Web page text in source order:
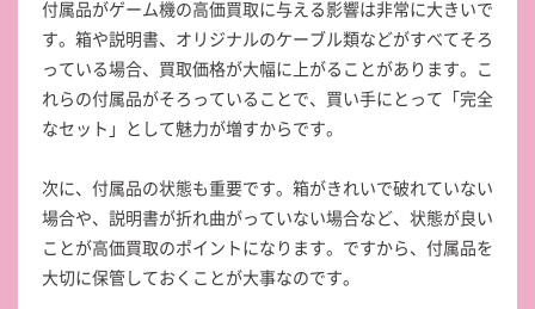
付属品がゲーム機の高価買取に与える影響は非常に大きいで
す。箱や説明書、オリジナルのケーブル類などがすべてそろ
っている場合、買取価格が大幅に上がることがあります。こ
れらの付属品がそろっていることで、買い手にとって「完全
なセット」として魅力が増すからです。
次に、付属品の状態も重要です。箱がきれいで破れていない
場合や、説明書が折れ曲がっていない場合など、状態が良い
ことが高価買取のポイントになります。ですから、付属品を
大切に保管しておくことが大事なのです。